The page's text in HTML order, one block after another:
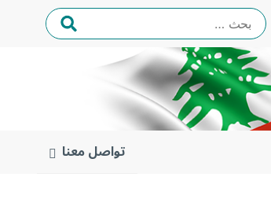
البحث
عن:
تواصل معنا